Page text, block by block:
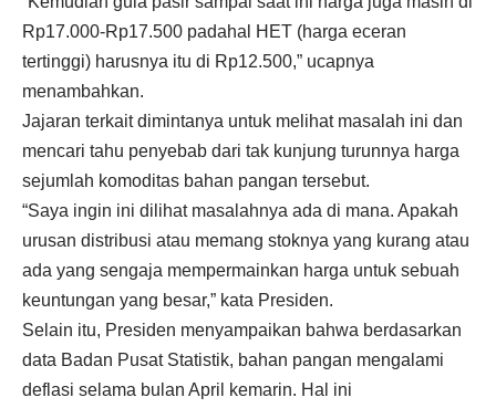
Rp17.000-Rp17.500 padahal HET (harga eceran
tertinggi) harusnya itu di Rp12.500,” ucapnya
menambahkan.
Jajaran terkait dimintanya untuk melihat masalah ini dan
mencari tahu penyebab dari tak kunjung turunnya harga
sejumlah komoditas bahan pangan tersebut.
“Saya ingin ini dilihat masalahnya ada di mana. Apakah
urusan distribusi atau memang stoknya yang kurang atau
ada yang sengaja mempermainkan harga untuk sebuah
keuntungan yang besar,” kata Presiden.
Selain itu, Presiden menyampaikan bahwa berdasarkan
data Badan Pusat Statistik, bahan pangan mengalami
deflasi selama bulan April kemarin. Hal ini